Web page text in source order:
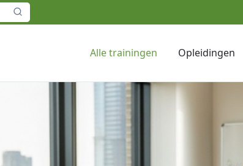
Alle trainingen Opleidingen